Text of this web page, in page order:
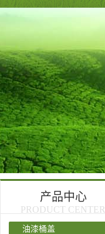
产品中心
PRODUCT CENTER
油漆桶盖